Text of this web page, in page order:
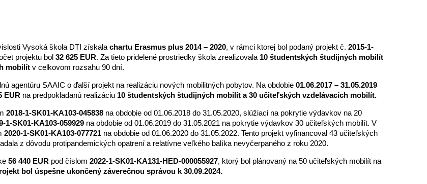
Vysoká škola DTI získala chartu Erasmus plus 2014 – 2020, v rámci ktorej bol podaný projekt č. 2015-1-
projektu bol 32 625 EUR. Za tieto pridelené prostriedky škola zrealizovala 10študentských študijných mobilít
mobilítv celkovom rozsahu 90 dní.
agentúru SAAIC o ďalší projekt na realizáciu nových mobilitných pobytov. Na obdobie 01.06.2017 – 31.05.2019
EUR na predpokladanú realizáciu 10študentských študijných mobilít a30 učiteľských vzdelávacích mobilít.
2018-1-SK01-KA103-045838na obdobie od 01.06.2018 do 31.05.2020, slúžiaci na pokrytie výdavkov na 20
1-SK01-KA103-059929na obdobie od 01.06.2019 do 31.05.2021 na pokrytie výdavkov 30 učiteľských mobilít. V
2020-1-SK01-KA103-077721 na obdobie od 01.06.2020 do 31.05.2022. Tento projekt vyfinancoval 43 učiteľských
z dôvodu protipandemických opatrení a relatívne veľkého balíka nevyčerpaného z roku 2020.
56 440 EUR pod číslom 2022-1-SK01-KA131-HED-000055927, ktorý bol plánovaný na 50 učiteľských mobilít na
bol úspešne ukončený záverečnou správou k 30.09.2024.